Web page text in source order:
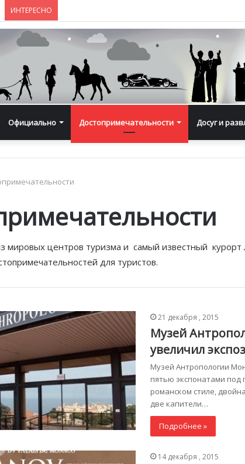
ИНТЕРЕСНО
Официально Достопримечательности Досуг и
центров туризма и самый известный курорт
для туристов.
21 декабря , 2015
Музей
увеличил
Музей Антропологии
пятью экспонатами под
романском стиле,
две капители…
Подробнее »
14 декабря , 2015